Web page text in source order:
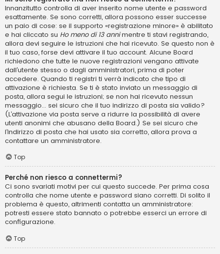
Innanzitutto controlla di aver inserito nome utente e password
esattamente. Se sono corretti, allora possono esser successe
un paio di cose: se il supporto «registrazione minore» è abilitato
e hai cliccato su Ho meno di 13 annimentre ti stavi registrando,
allora devi seguire le istruzioni che hai ricevuto. Se questo non è
il tuo caso, forse devi attivare il tuo account. Alcune Board
richiedono che tutte le nuove registrazioni vengano attivate
dall’utente stesso o dagli amministratori, prima di poter
accedere. Quando ti registri ti verrà indicato che tipo di
attivazione è richiesta. Se ti è stato inviato un messaggio di
posta, allora segui le istruzioni; se non hai ricevuto nessun
messaggio... sei sicuro che il tuo indirizzo di posta sia valido?
(L’attivazione via posta serve a ridurre la possibilità di avere
utenti anonimi che abusano della Board.) Se sei sicuro che
l’indirizzo di posta che hai usato sia corretto, allora prova a
contattare un amministratore.
Top
Perché non riesco a connettermi?
Ci sono svariati motivi per cui questo succede. Per prima cosa
controlla che nome utente e password siano corretti. Di solito il
problema è questo, altrimenti contatta un amministratore:
potresti essere stato bannato o potrebbe esserci un errore di
configurazione.
Top